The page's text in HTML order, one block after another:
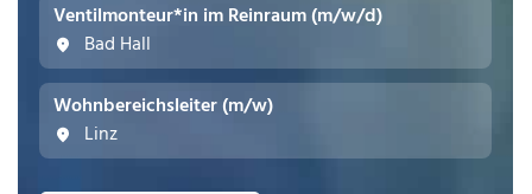
Ventilmonteur*in im Reinraum (m/w/d)
Bad Hall
Wohnbereichsleiter (m/w)
Linz